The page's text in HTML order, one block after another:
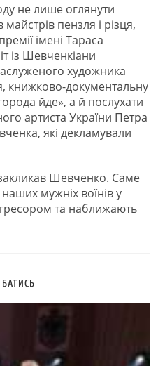
не лише оглянути
пензля і різця,
імені Тараса
із Шевченкіани
художника
книжково-документальну
йде», а й послухати
артиста України Петра
які декламували
Шевченко. Саме
мужніх воїнів у
та наближають